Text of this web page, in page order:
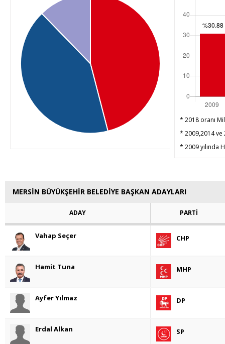
* 2018 oranı
* 2009,2014 ve
* 2009 yılında
MERSİN BÜYÜKŞEHİR BELEDİYE BAŞKAN ADAYLARI
ADAY PARTİ
Vahap Seçer CHP
Hamit Tuna MHP
Ayfer Yılmaz DP
Erdal Alkan SP